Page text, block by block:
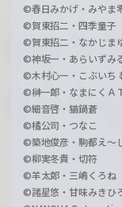
©春日みかげ・みやま
©賀東招二・四季童子
©賀東招二・なかじま
©神坂一・あらいずみ
©木村心一・こぶいち
©榊一郎・なまにくＡ
©細音啓・猫鍋蒼
©橘公司・つなこ
©築地俊彦・駒都え～
©柳実冬貴・切符
©羊太郎・三嶋くろね
©諸星悠・甘味みきひ